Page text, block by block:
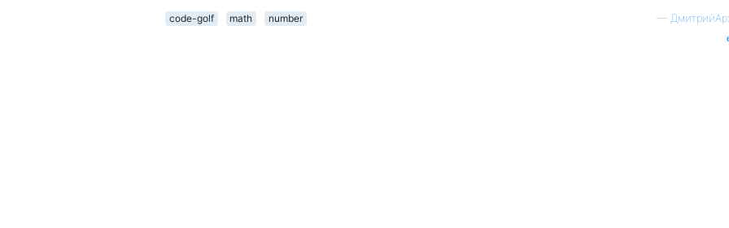
code-golf math number —